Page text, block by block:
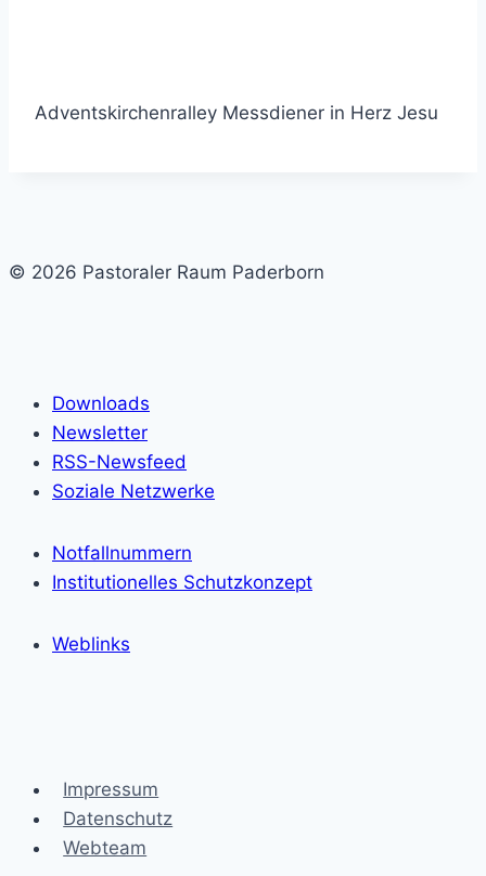
Adventskirchenralley Messdiener in Herz Jesu
© 2026 Pastoraler Raum Paderborn
Downloads
Newsletter
RSS-Newsfeed
Soziale Netzwerke
Notfallnummern
Institutionelles Schutzkonzept
Weblinks
Impressum
Datenschutz
Webteam